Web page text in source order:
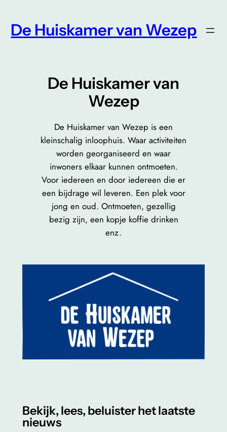
naar
deDe Huiskamer van Wezep
De Huiskamer van
Wezep
De Huiskamer van Wezep is een
kleinschalig inloophuis. Waar activiteiten
worden georganiseerd en waar
inwoners elkaar kunnen ontmoeten.
Voor iedereen en door iedereen die er
een bijdrage wil leveren. Een plek voor
jong en oud. Ontmoeten, gezellig
bezig zijn, een kopje koffie drinken
enz.
Bekijk, lees, beluister het laatste
nieuws